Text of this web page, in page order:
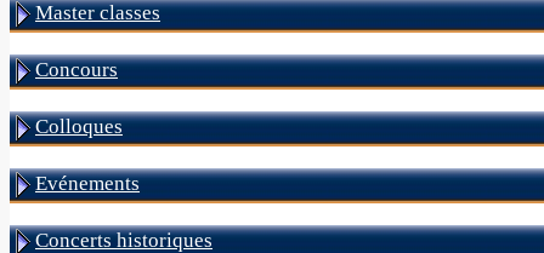
Master classes
Concours
Colloques
Evénements
Concerts historiques